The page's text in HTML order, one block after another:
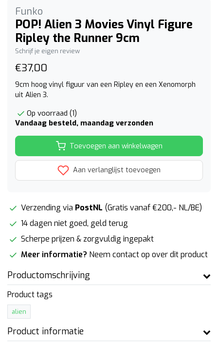
Funko
POP! Alien 3 Movies Vinyl Figure
Ripley the Runner 9cm
Schrijf je eigen review
€37,00
9cm hoog vinyl figuur van een Ripley en een Xenomorph
uit Alien 3.
Op voorraad (1)
Vandaag besteld, maandag verzonden
Toevoegen aan winkelwagen
Aan verlanglijst toevoegen
Verzending via PostNL (Gratis vanaf €200,- NL/BE)
14 dagen niet goed, geld terug
Scherpe prijzen & zorgvuldig ingepakt
Meer informatie? Neem contact op over dit product
Productomschrijving
Product tags
alien
Product informatie